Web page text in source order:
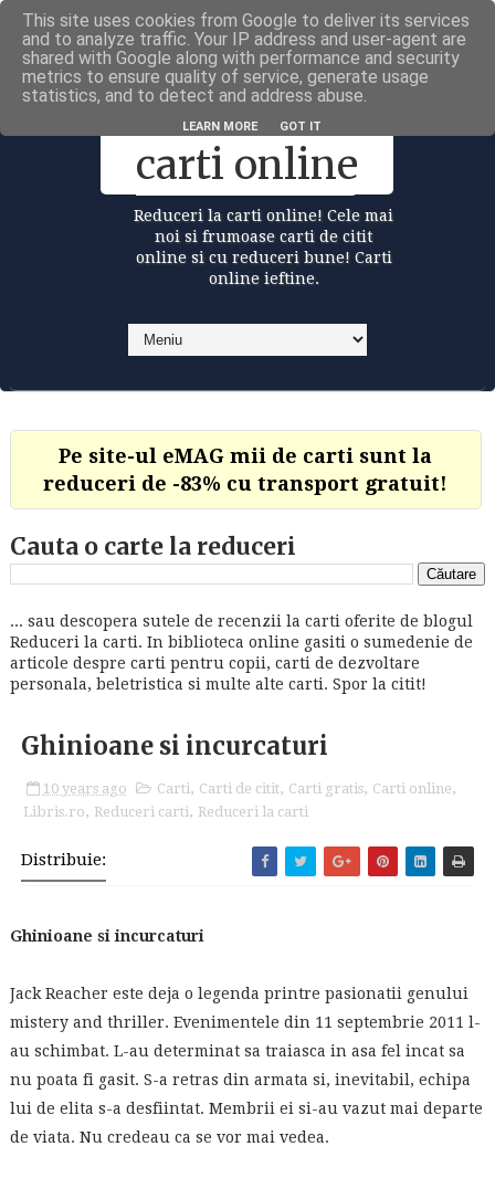
Carti la reduceri @Facebook
Reduceri la
carti online
Reduceri la carti online! Cele mai
noi si frumoase carti de citit
online si cu reduceri bune! Carti
online ieftine.
Pe site-ul eMAG mii de carti sunt la
reduceri de -83% cu transport gratuit!
Cauta o carte la reduceri
... sau descopera sutele de recenzii la carti oferite de blogul
Reduceri la carti. In biblioteca online gasiti o sumedenie de
articole despre carti pentru copii, carti de dezvoltare
personala, beletristica si multe alte carti. Spor la citit!
Ghinioane si incurcaturi
10 years ago Carti, Carti de citit, Carti gratis, Carti online,
Libris.ro, Reduceri carti, Reduceri la carti
Distribuie:
Ghinioane si incurcaturi
Jack Reacher este deja o legenda printre pasionatii genului
mistery and thriller. Evenimentele din 11 septembrie 2011 l-
au schimbat. L-au determinat sa traiasca in asa fel incat sa
nu poata fi gasit. S-a retras din armata si, inevitabil, echipa
lui de elita s-a desfiintat. Membrii ei si-au vazut mai departe
de viata. Nu credeau ca se vor mai vedea.
This site uses cookies from Google to deliver its services
and to analyze traffic. Your IP address and user-agent are
shared with Google along with performance and security
metrics to ensure quality of service, generate usage
statistics, and to detect and address abuse.
LEARN MORE GOT IT